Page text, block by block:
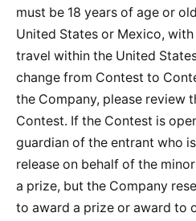
must be 18 years of age or
United States or Mexico,
travel within the United
change from Contest to
the Company, please review
Contest. If the Contest is
guardian of the entrant who
release on behalf of the
a prize, but the Company
to award a prize or award to